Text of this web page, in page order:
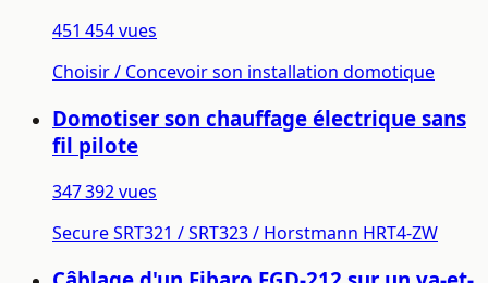
451 454 vues
Choisir / Concevoir son installation domotique
Domotiser son chauffage électrique sans
fil pilote
347 392 vues
Secure SRT321 / SRT323 / Horstmann HRT4-ZW